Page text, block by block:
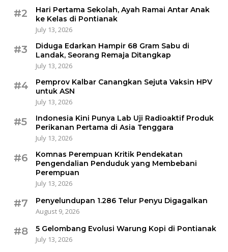
#2
Hari Pertama Sekolah, Ayah Ramai Antar Anak
ke Kelas di Pontianak
July 13, 2026
#3
Diduga Edarkan Hampir 68 Gram Sabu di
Landak, Seorang Remaja Ditangkap
July 13, 2026
#4
Pemprov Kalbar Canangkan Sejuta Vaksin HPV
untuk ASN
July 13, 2026
#5
Indonesia Kini Punya Lab Uji Radioaktif Produk
Perikanan Pertama di Asia Tenggara
July 13, 2026
#6
Komnas Perempuan Kritik Pendekatan
Pengendalian Penduduk yang Membebani
Perempuan
July 13, 2026
#7
Penyelundupan 1.286 Telur Penyu Digagalkan
August 9, 2026
#8
5 Gelombang Evolusi Warung Kopi di Pontianak
July 13, 2026